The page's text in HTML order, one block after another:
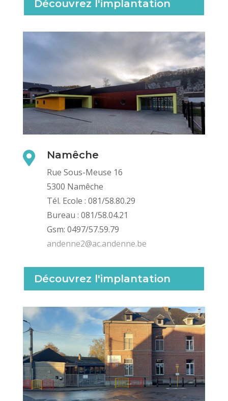
Découvrez l'implantation
 Namêche
Rue Sous-Meuse 16
5300 Namêche
Tél. Ecole : 081/58.80.29
Bureau : 081/58.04.21
Gsm: 0497/57.59.79
andenne2@ac.andenne.be
Découvrez l'implantation